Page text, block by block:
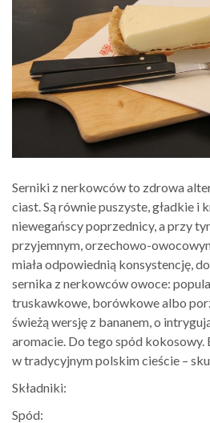
Serniki z nerkowców to zdrowa
ciast. Są równie puszyste, gładkie i
niewegańscy poprzednicy, a przy
przyjemnym, orzechowo-
miała odpowiednią konsystencję,
sernika z nerkowców owoce:
truskawkowe, borówkowe albo
świeżą wersję z bananem, o
aromacie. Do tego spód
w tradycyjnym polskim cieście –
Składniki:
Spód: